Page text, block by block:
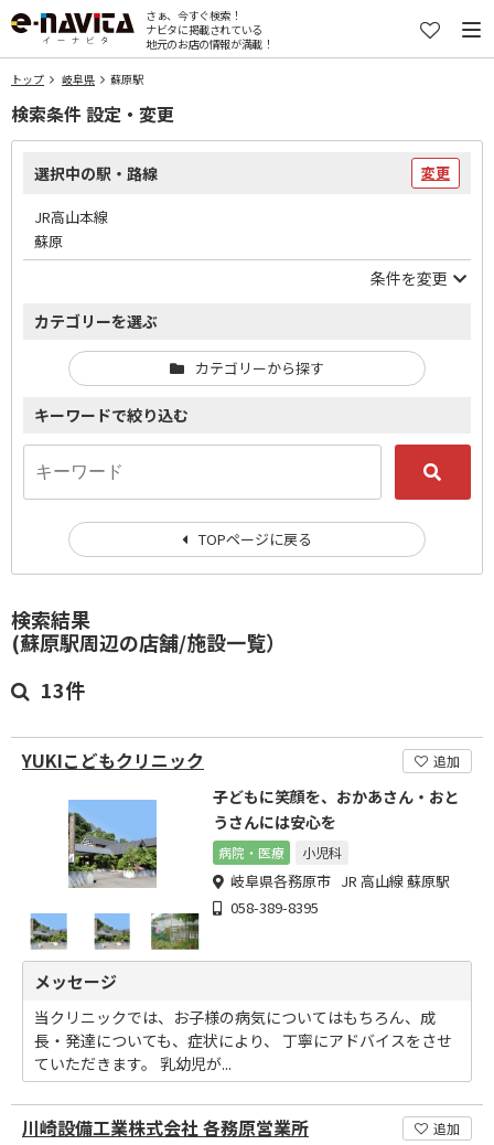
さぁ、今すぐ検索！
ナビタに掲載されている
地元のお店の情報が満載！
トップ 岐阜県 蘇原駅
検索結果
(蘇原駅周辺の店舗/施設一覧）
13件
YUKIこどもクリニック 追加
子どもに笑顔を、おかあさん・おと
うさんには安心を
病院・医療 小児科
岐阜県各務原市 JR 高山線 蘇原駅
058-389-8395
メッセージ
当クリニックでは、お子様の病気についてはもちろん、成
長・発達についても、症状により、 丁寧にアドバイスをさせ
ていただきます。 乳幼児が...
川崎設備工業株式会社 各務原営業所 追加
検索条件 設定・変更
選択中の駅・路線 変更
JR高山本線
蘇原
条件を変更
カテゴリーを選ぶ
カテゴリーから探す
キーワードで絞り込む
TOPページに戻る